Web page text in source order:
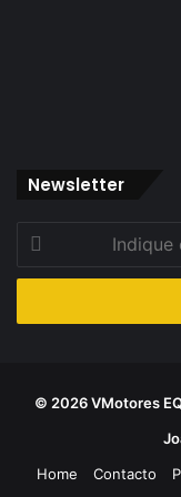
Newsletter
seu
de
© 2026 VMotores
Home
Contacto